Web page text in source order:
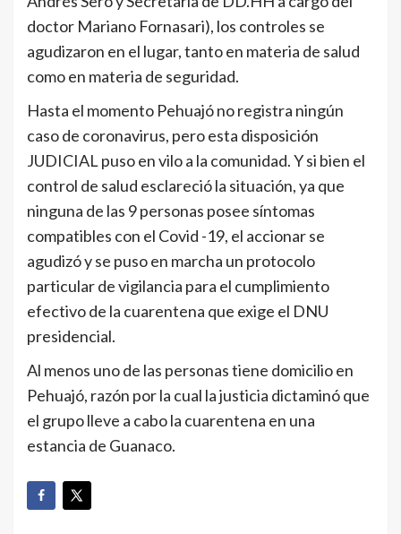
doctor Mariano Fornasari), los controles se
agudizaron en el lugar, tanto en materia de salud
como en materia de seguridad.
Hasta el momento Pehuajó no registra ningún
caso de coronavirus, pero esta disposición
JUDICIAL puso en vilo a la comunidad. Y si bien el
control de salud esclareció la situación, ya que
ninguna de las 9 personas posee síntomas
compatibles con el Covid -19, el accionar se
agudizó y se puso en marcha un protocolo
particular de vigilancia para el cumplimiento
efectivo de la cuarentena que exige el DNU
presidencial.
Al menos uno de las personas tiene domicilio en
Pehuajó, razón por la cual la justicia dictaminó que
el grupo lleve a cabo la cuarentena en una
estancia de Guanaco.